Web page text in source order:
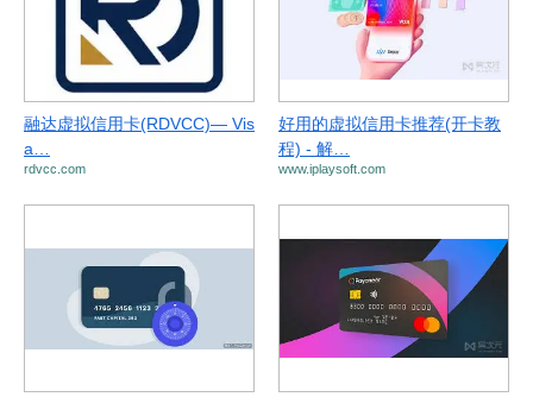
融达虚拟信用卡(RDVCC)— Vis
a…
rdvcc.com
好用的虚拟信用卡推荐(开卡教
程) - 解…
www.iplaysoft.com